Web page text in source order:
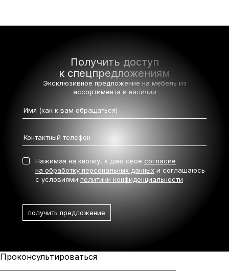
Получить доступ
к спецпредложениям
Эксклюзивное предложение на мебель из
ассортимента в наличии
Нажимая на кнопку, я даю свое согласие
на обработку персональных данных и соглашаюсь
с условиями политики конфиденциальности
Проконсультироваться